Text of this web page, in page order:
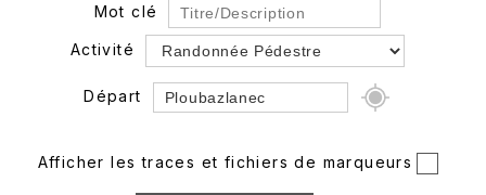
Mot clé
Activité
Départ
Afficher les traces et fichiers de marqueurs